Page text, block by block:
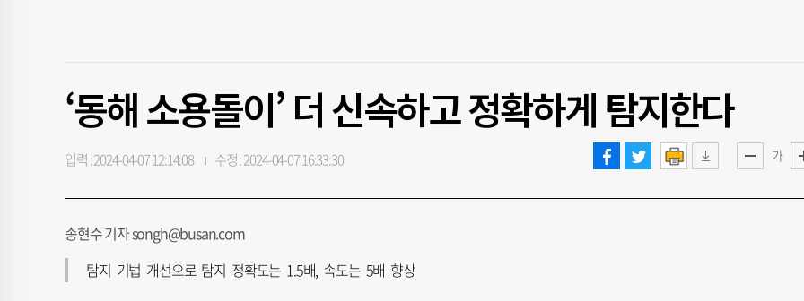
‘동해 소용돌이’ 더 신속하고 정확하게 탐지한다
가
입력 : 2024-04-07 12:14:08 수정 : 2024-04-07 16:33:30
송현수 기자 songh@busan.com
탐지 기법 개선으로 탐지 정확도는 1.5배, 속도는 5배 향상